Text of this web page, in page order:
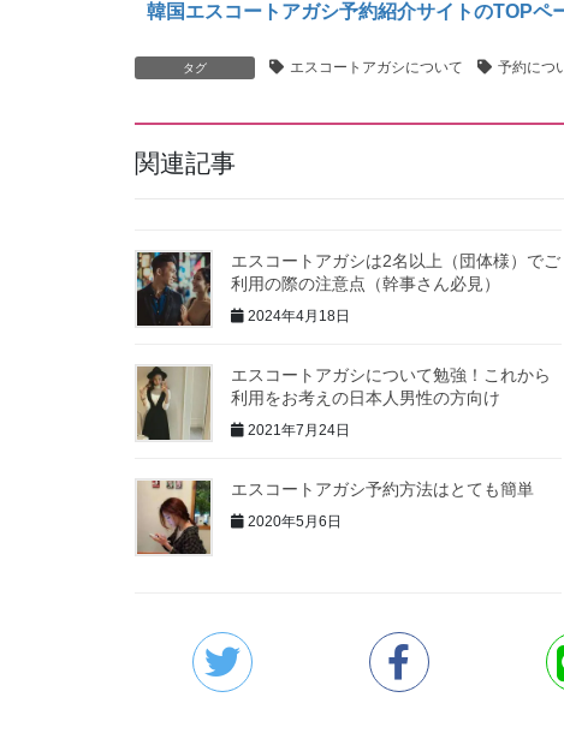
韓国エスコートアガシ予約紹介サイトのTOPペ
タグ エスコートアガシについて 予約につ
関連記事
エスコートアガシは2名以上（団体様）でご
利用の際の注意点（幹事さん必見）
2024年4月18日
エスコートアガシについて勉強！これから
利用をお考えの日本人男性の方向け
2021年7月24日
エスコートアガシ予約方法はとても簡単
2020年5月6日